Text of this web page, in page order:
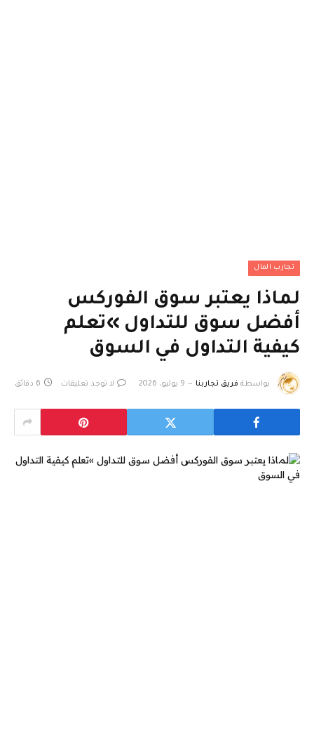
تجارب المال
لماذا يعتبر سوق الفوركس
أفضل سوق للتداول »تعلم
كيفية التداول في السوق
بواسطة فريق تجاربنا 9 يوليو، 2026 لا توجد تعليقات 6 دقائق